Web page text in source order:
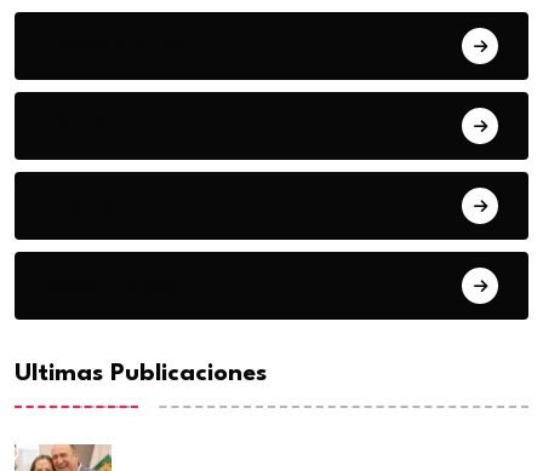
Ultimas Publicaciones